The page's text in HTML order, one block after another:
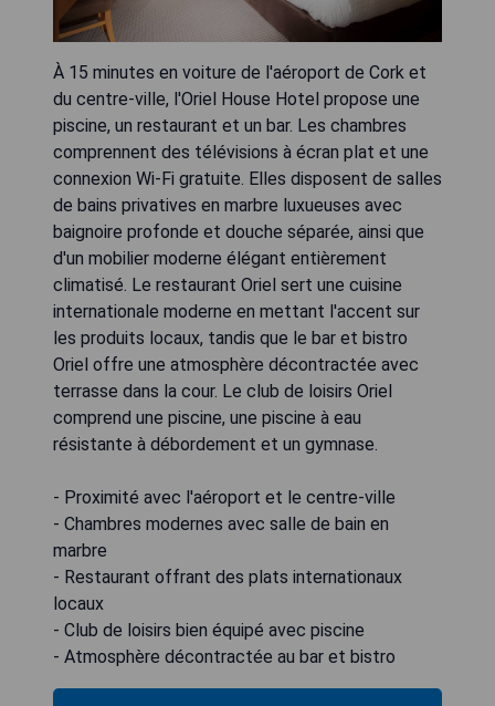
À 15 minutes en voiture de l'aéroport de Cork et
du centre-ville, l'Oriel House Hotel propose une
piscine, un restaurant et un bar. Les chambres
comprennent des télévisions à écran plat et une
connexion Wi-Fi gratuite. Elles disposent de salles
de bains privatives en marbre luxueuses avec
baignoire profonde et douche séparée, ainsi que
d'un mobilier moderne élégant entièrement
climatisé. Le restaurant Oriel sert une cuisine
internationale moderne en mettant l'accent sur
les produits locaux, tandis que le bar et bistro
Oriel offre une atmosphère décontractée avec
terrasse dans la cour. Le club de loisirs Oriel
comprend une piscine, une piscine à eau
résistante à débordement et un gymnase.
- Proximité avec l'aéroport et le centre-ville
- Chambres modernes avec salle de bain en
marbre
- Restaurant offrant des plats internationaux
locaux
- Club de loisirs bien équipé avec piscine
- Atmosphère décontractée au bar et bistro